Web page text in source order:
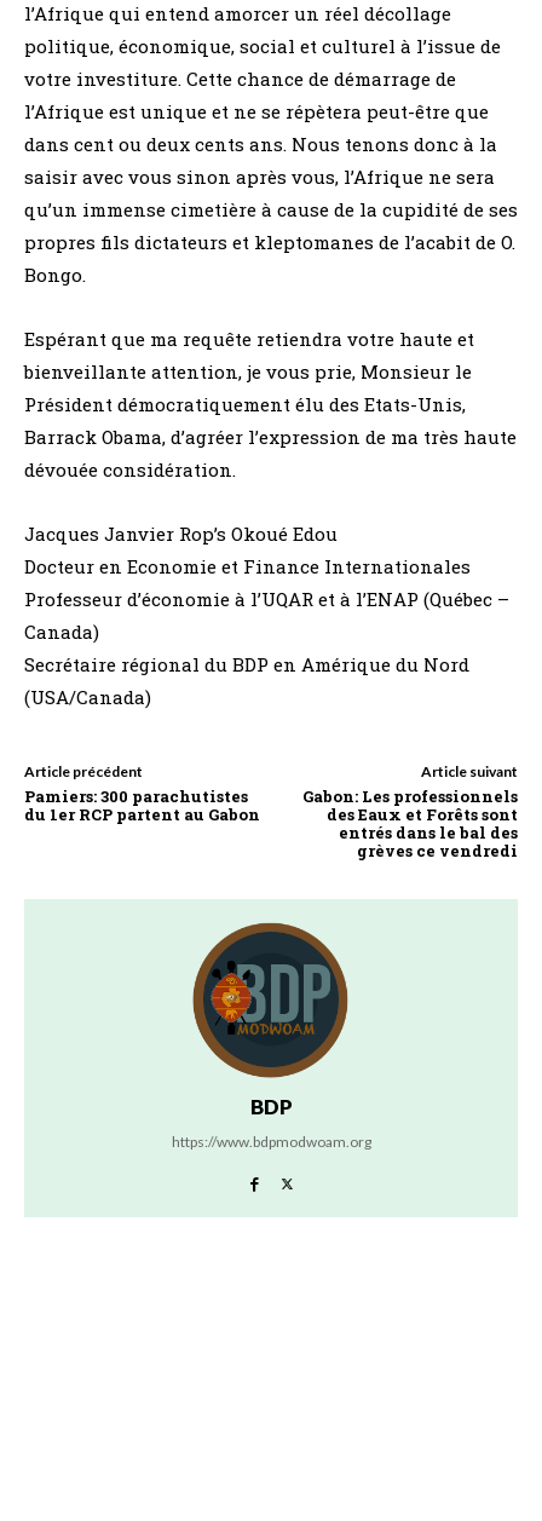
l’Afrique qui entend amorcer un réel décollage
politique, économique, social et culturel à l’issue de
votre investiture. Cette chance de démarrage de
l’Afrique est unique et ne se répètera peut-être que
dans cent ou deux cents ans. Nous tenons donc à la
saisir avec vous sinon après vous, l’Afrique ne sera
qu’un immense cimetière à cause de la cupidité de ses
propres fils dictateurs et kleptomanes de l’acabit de O.
Bongo.
Espérant que ma requête retiendra votre haute et
bienveillante attention, je vous prie, Monsieur le
Président démocratiquement élu des Etats-Unis,
Barrack Obama, d’agréer l’expression de ma très haute
dévouée considération.
Jacques Janvier Rop’s Okoué Edou
Docteur en Economie et Finance Internationales
Professeur d’économie à l’UQAR et à l’ENAP (Québec –
Canada)
Secrétaire régional du BDP en Amérique du Nord
(USA/Canada)
Article précédent
Pamiers: 300 parachutistes
du 1er RCP partent au Gabon
Article suivant
Gabon: Les professionnels
des Eaux et Forêts sont
entrés dans le bal des
grèves ce vendredi
BDP
https://www.bdpmodwoam.org